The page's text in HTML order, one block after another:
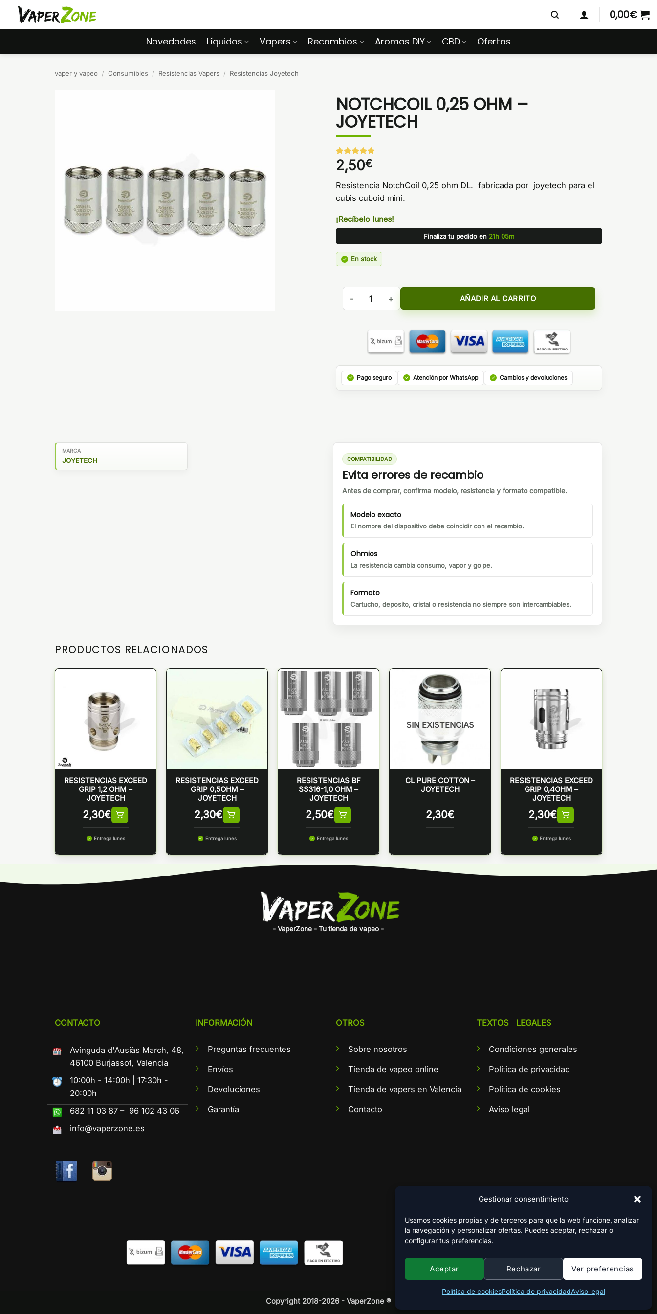
Gestionar consentimiento
Usamos cookies propias y de terceros para que la web funcione, analizar
la navegación y personalizar ofertas. Puedes aceptar, rechazar o
configurar tus preferencias.
Aceptar Rechazar Ver preferencias
Política de cookiesPolítica de privacidadAviso legal
Saltar
contenido
0,00€
Novedades Líquidos Vapers Recambios Aromas DIY CBD Ofertas
vaper y vapeo / Consumibles / Resistencias Vapers / Resistencias Joyetech
NOTCHCOIL 0,25 OHM –
JOYETECH
Valorado
con5de 5
1
valoración
de un
cliente
2,50€
Resistencia NotchCoil 0,25 ohm DL. fabricada por joyetech para el
cubis cuboid mini.
¡Recíbelo lunes!
Finaliza tu pedido en 21h 05m
En stock
NOTCHCOIL 0,25 OHM - JOYETECH cantidad
AÑADIR AL CARRITO
Pago seguro Atención por WhatsApp Cambios y devoluciones
MARCA
JOYETECH COMPATIBILIDAD
Evita errores de recambio
Antes de comprar, confirma modelo, resistencia y formato compatible.
Modelo exacto
El nombre del dispositivo debe coincidir con el recambio.
Ohmios
La resistencia cambia consumo, vapor y golpe.
Formato
Cartucho, deposito, cristal o resistencia no siempre son intercambiables.
PRODUCTOS RELACIONADOS
RESISTENCIAS EXCEED
GRIP 1,2 OHM –
JOYETECH
2,30€
Entrega lunes
RESISTENCIAS EXCEED
GRIP 0,5OHM –
JOYETECH
2,30€
Entrega lunes
RESISTENCIAS BF
SS316-1,0 OHM –
JOYETECH
2,50€
Entrega lunes
SIN EXISTENCIAS
CL PURE COTTON –
JOYETECH
2,30€
RESISTENCIAS EXCEED
GRIP 0,4OHM –
JOYETECH
2,30€
Entrega lunes
- VaperZone - Tu tienda de vapeo -
CONTACTO
Avinguda d'Ausiàs March, 48,
46100 Burjassot, Valencia
10:00h - 14:00h | 17:30h -
20:00h
682 11 03 87 – 96 102 43 06
info@vaperzone.es
INFORMACIÓN
Preguntas frecuentes
Envíos
Devoluciones
Garantía
OTROS
Sobre nosotros
Tienda de vapeo online
Tienda de vapers en Valencia
Contacto
TEXTOS LEGALES
Condiciones generales
Política de privacidad
Política de cookies
Aviso legal
Copyright 2018-2026 - VaperZone ®